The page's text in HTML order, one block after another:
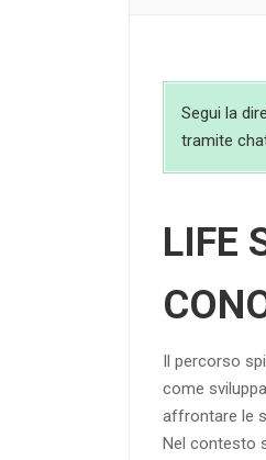
Segui la
tramite
LIFE
Il percorso
come
affrontare le
Nel contesto